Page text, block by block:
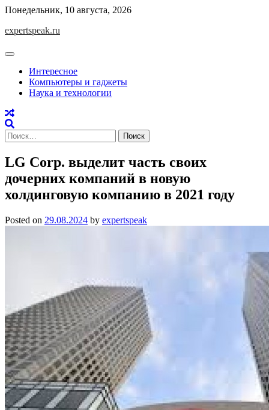
Skip
content
Понедельник, 10 августа, 2026
expertspeak.ru
Интересное
Компьютеры и гаджеты
Наука и технологии
Найти:
LG Corp. выделит часть своих
дочерних компаний в новую
холдинговую компанию в 2021 году
Posted on 29.08.2024 by expertspeak